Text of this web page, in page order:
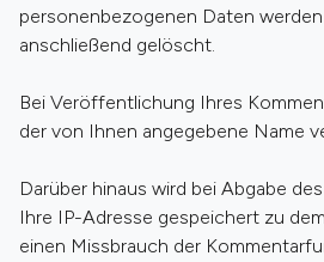
personenbezogenen Daten werden
anschließend gelöscht.
Bei Veröffentlichung Ihres
der von Ihnen angegebene Name
Darüber hinaus wird bei Abgabe
Ihre IP-Adresse gespeichert zu
einen Missbrauch der